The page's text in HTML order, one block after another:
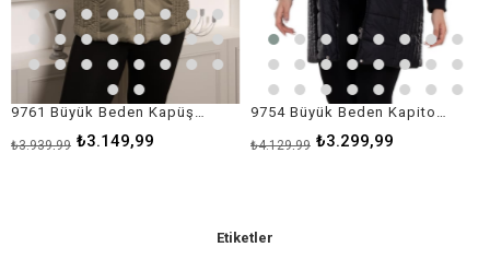
₺3.149,99
₺3.939,99 ₺3.299,99
₺4.129,99
Etiketler